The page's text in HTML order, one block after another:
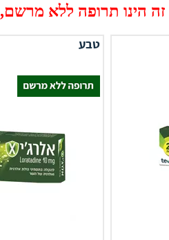
הינו תרופה ללא מרשם,
טבע